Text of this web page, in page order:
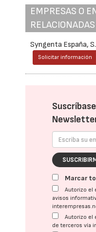
EMPRESAS O
RELACIONADAS
Syngenta España,
Solicitar información
Marcar
Autorizo el
avisos
Autorizo el
de terceros vía